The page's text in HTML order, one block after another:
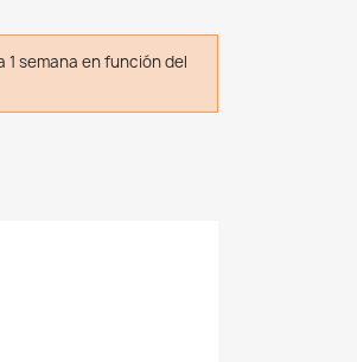
semana en función del